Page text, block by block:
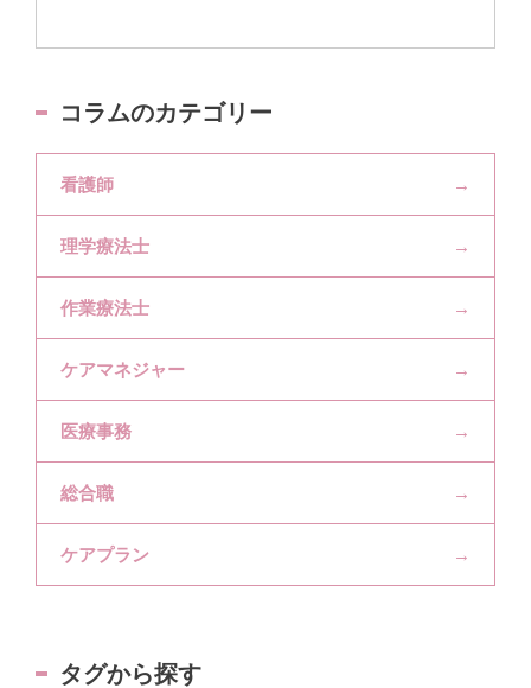
コラムのカテゴリー
看護師
理学療法士
作業療法士
ケアマネジャー
医療事務
総合職
ケアプラン
タグから探す